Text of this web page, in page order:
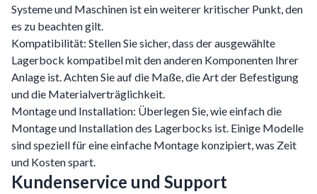
Systeme und Maschinen ist ein weiterer kritischer Punkt, den
es zu beachten gilt.
Kompatibilität: Stellen Sie sicher, dass der ausgewählte
Lagerbock kompatibel mit den anderen Komponenten Ihrer
Anlage ist. Achten Sie auf die Maße, die Art der Befestigung
und die Materialverträglichkeit.
Montage und Installation: Überlegen Sie, wie einfach die
Montage und Installation des Lagerbocks ist. Einige Modelle
sind speziell für eine einfache Montage konzipiert, was Zeit
und Kosten spart.
Kundenservice und Support